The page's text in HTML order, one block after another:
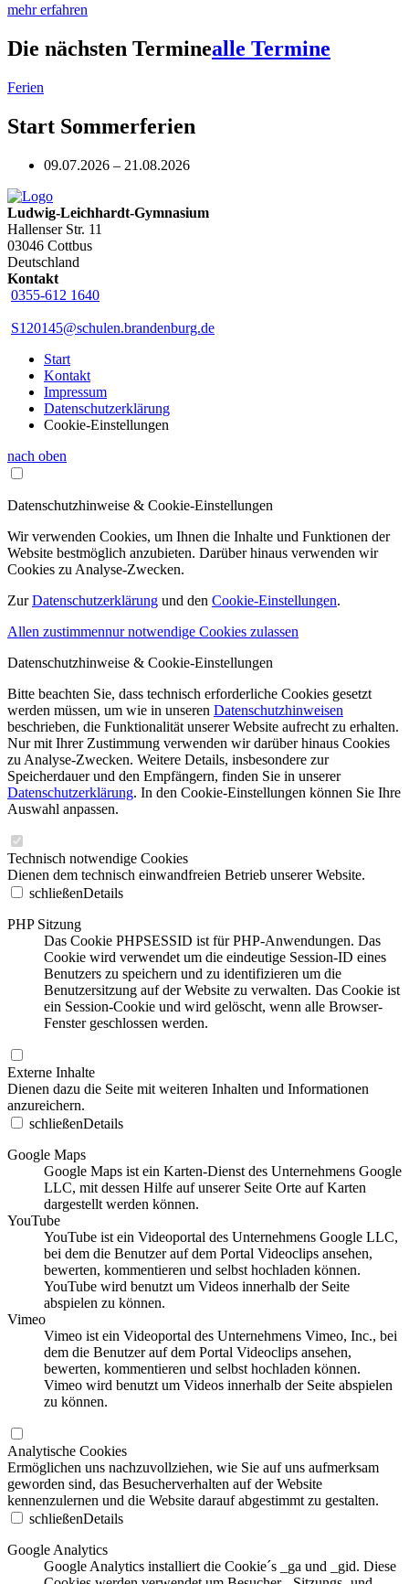
mehr erfahren
Die nächsten Terminealle Termine
Ferien
Start Sommerferien
09.07.2026 – 21.08.2026
Ludwig-Leichhardt-Gymnasium
Hallenser Str. 11
03046 Cottbus
Deutschland
Kontakt
0355-612 1640
S120145@schulen.brandenburg.de
Start
Kontakt
Impressum
Datenschutzerklärung
Cookie-Einstellungen
nach oben
Datenschutzhinweise & Cookie-Einstellungen
Wir verwenden Cookies, um Ihnen die Inhalte und Funktionen der
Website bestmöglich anzubieten. Darüber hinaus verwenden wir
Cookies zu Analyse-Zwecken.
ZurDatenschutzerklärung und den Cookie-Einstellungen.
Allen zustimmennur notwendige Cookies zulassen
Datenschutzhinweise & Cookie-Einstellungen
Bitte beachten Sie, dass technisch erforderliche Cookies gesetzt
werden müssen, um wie in unseren Datenschutzhinweisen
beschrieben, die Funktionalität unserer Website aufrecht zu erhalten.
Nur mit Ihrer Zustimmung verwenden wir darüber hinaus Cookies
zu Analyse-Zwecken. Weitere Details, insbesondere zur
Speicherdauer und den Empfängern, finden Sie in unserer
Datenschutzerklärung. In den Cookie-Einstellungen können Sie Ihre
Auswahl anpassen.
Technisch notwendige Cookies
Dienen dem technisch einwandfreien Betrieb unserer Website.
schließenDetails
PHP Sitzung
Das Cookie PHPSESSID ist für PHP-Anwendungen. Das
Cookie wird verwendet um die eindeutige Session-ID eines
Benutzers zu speichern und zu identifizieren um die
Benutzersitzung auf der Website zu verwalten. Das Cookie ist
ein Session-Cookie und wird gelöscht, wenn alle Browser-
Fenster geschlossen werden.
Externe Inhalte
Dienen dazu die Seite mit weiteren Inhalten und Informationen
anzureichern.
schließenDetails
Google Maps
Google Maps ist ein Karten-Dienst des Unternehmens Google
LLC, mit dessen Hilfe auf unserer Seite Orte auf Karten
dargestellt werden können.
YouTube
YouTube ist ein Videoportal des Unternehmens Google LLC,
bei dem die Benutzer auf dem Portal Videoclips ansehen,
bewerten, kommentieren und selbst hochladen können.
YouTube wird benutzt um Videos innerhalb der Seite
abspielen zu können.
Vimeo
Vimeo ist ein Videoportal des Unternehmens Vimeo, Inc., bei
dem die Benutzer auf dem Portal Videoclips ansehen,
bewerten, kommentieren und selbst hochladen können.
Vimeo wird benutzt um Videos innerhalb der Seite abspielen
zu können.
Analytische Cookies
Ermöglichen uns nachzuvollziehen, wie Sie auf uns aufmerksam
geworden sind, das Besucherverhalten auf der Website
kennenzulernen und die Website darauf abgestimmt zu gestalten.
schließenDetails
Google Analytics
Google Analytics installiert die Cookie´s _ga und _gid. Diese